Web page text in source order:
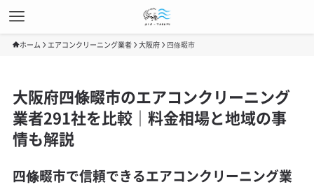
ホーム エアコンクリーニング業者 大阪府 四條畷市
大阪府四條畷市のエアコンクリーニング
業者291社を比較｜料金相場と地域の事
情も解説
四條畷市で信頼できるエアコンクリーニング業